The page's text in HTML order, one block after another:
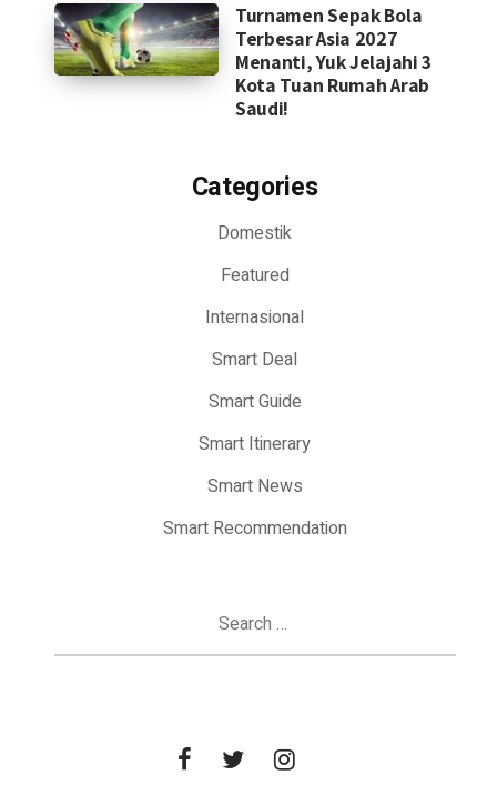
Turnamen Sepak Bola
Terbesar Asia 2027
Menanti, Yuk Jelajahi 3
Kota Tuan Rumah Arab
Saudi!
Categories
Domestik
Featured
Internasional
Smart Deal
Smart Guide
Smart Itinerary
Smart News
Smart Recommendation